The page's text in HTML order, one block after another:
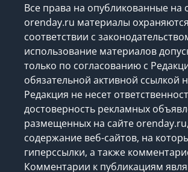
Все права на опубликованные на
orenday.ru материалы
соответствии с
использование материалов
только по согласованию с
обязательной активной ссылкой
Редакция не несет
достоверность рекламных
размещенных на сайте orenday.ru,
содержание веб-сайтов, на
гиперссылки, а также
Комментарии к публикациям